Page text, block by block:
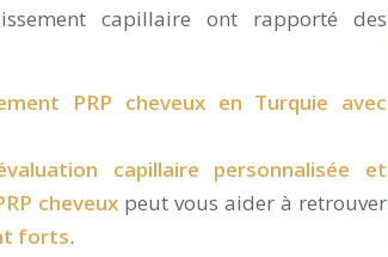
capillaire ont rapporté des
PRP cheveux en Turquie avec
capillaire personnalisée et
cheveuxpeut vous aider à retrouver
forts.